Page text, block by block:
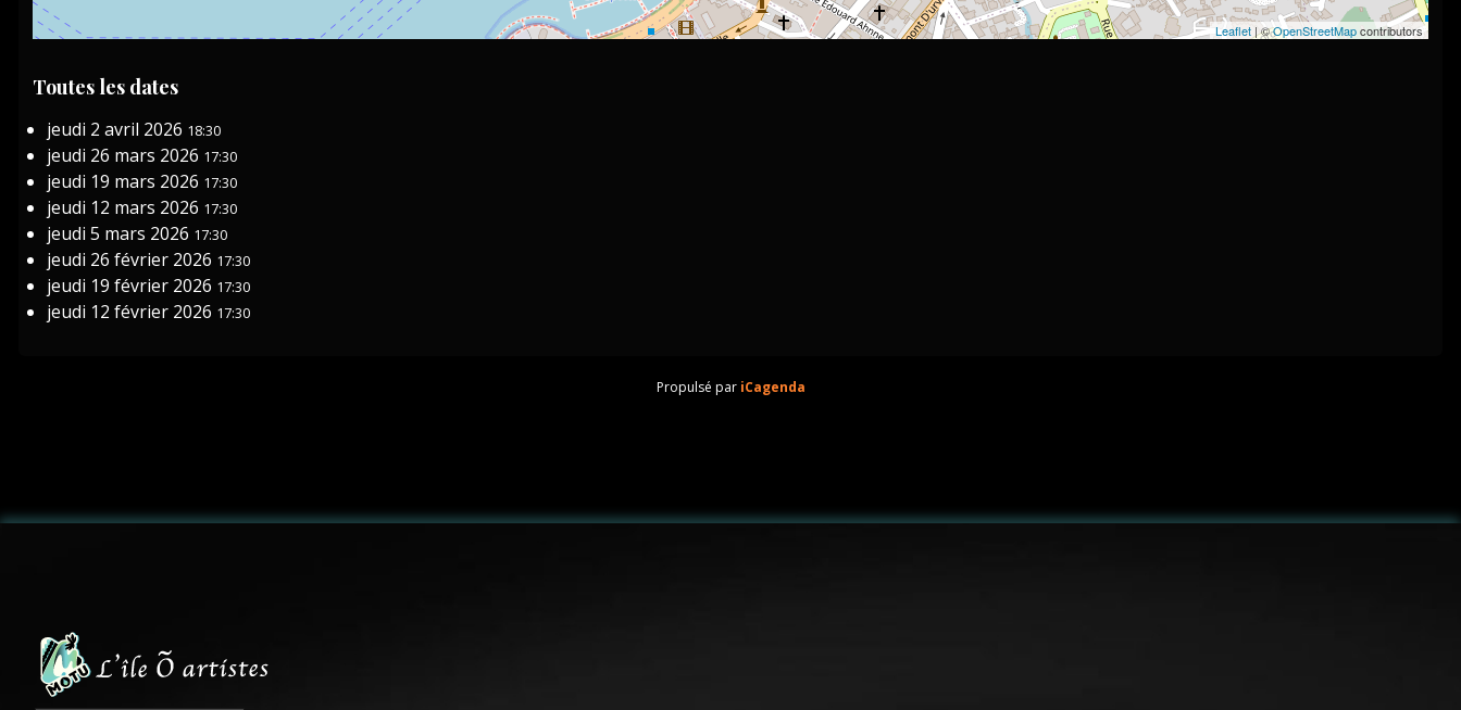
Leaflet| ©OpenStreetMapcontributors
Toutes les dates
jeudi 2 avril 2026 18:30
jeudi 26 mars 2026 17:30
jeudi 19 mars 2026 17:30
jeudi 12 mars 2026 17:30
jeudi 5 mars 2026 17:30
jeudi 26 février 2026 17:30
jeudi 19 février 2026 17:30
jeudi 12 février 2026 17:30
Propulsé par iCagenda